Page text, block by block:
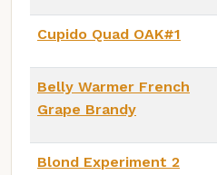
Cupido Quad OAK#1
Belly Warmer French
Grape Brandy
Blond Experiment 2